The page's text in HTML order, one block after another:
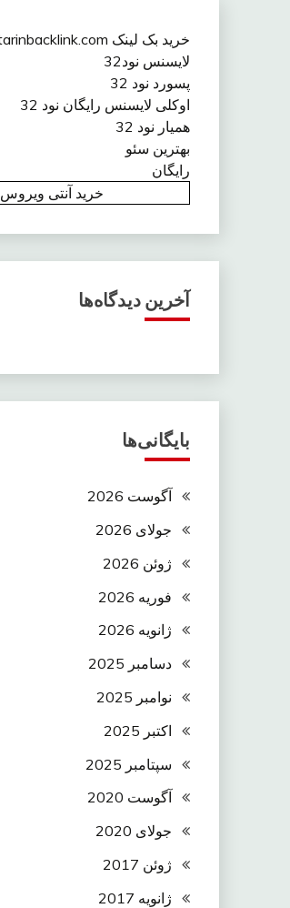
خرید بک لینک behtarinbacklink.com
لایسنس نود32
پسورد نود 32
اوکلی لایسنس رایگان نود 32
همیار نود 32
بهترین سئو
رایگان
خرید آنتی ویروس
آخرین دیدگاه‌ها
بایگانی‌ها
آگوست 2026
جولای 2026
ژوئن 2026
فوریه 2026
ژانویه 2026
دسامبر 2025
نوامبر 2025
اکتبر 2025
سپتامبر 2025
آگوست 2020
جولای 2020
ژوئن 2017
ژانویه 2017